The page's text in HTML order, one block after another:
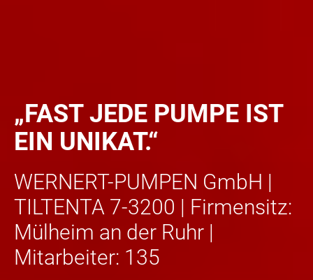
„FAST JEDE PUMPE IST
EIN UNIKAT.“
WERNERT-PUMPEN GmbH |
TILTENTA 7-3200 | Firmensitz:
Mülheim an der Ruhr |
Mitarbeiter: 135